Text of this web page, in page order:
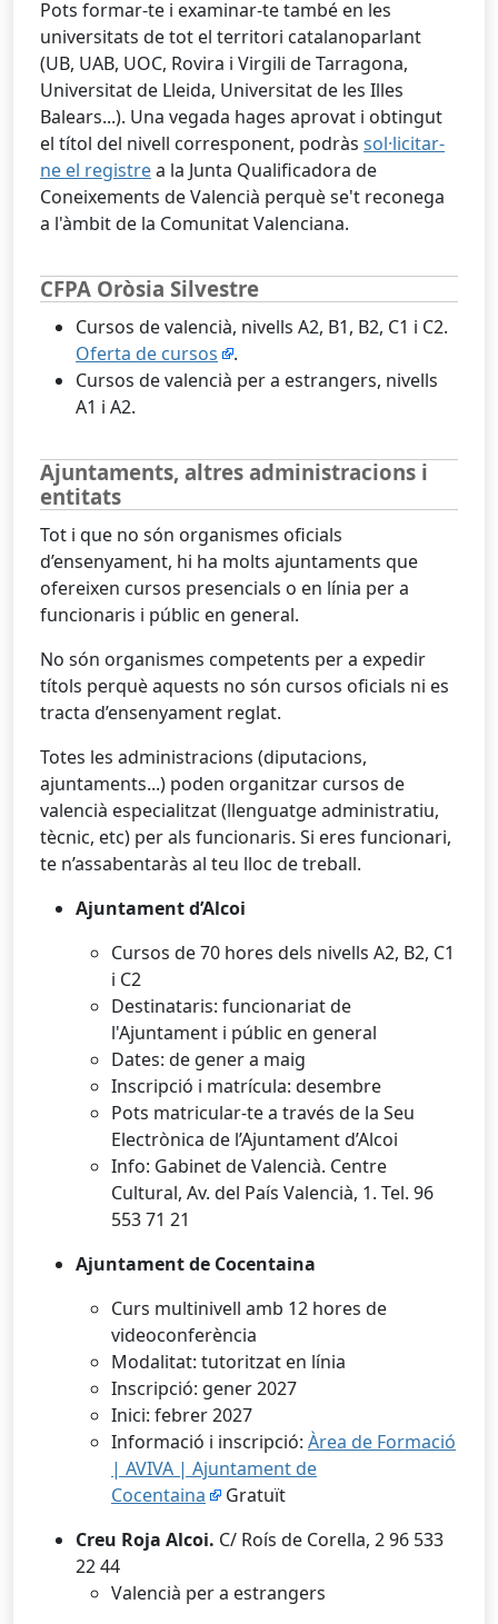
Pots formar-te i examinar-te també en les
universitats de tot el territori catalanoparlant
(UB, UAB, UOC, Rovira i Virgili de Tarragona,
Universitat de Lleida, Universitat de les Illes
Balears...). Una vegada hages aprovat i obtingut
el títol del nivell corresponent, podràs sol·licitar-
ne el registrea la Junta Qualificadora de
Coneixements de Valencià perquè se't reconega
a l'àmbit de la Comunitat Valenciana.
CFPA Oròsia Silvestre
Cursos de valencià, nivells A2, B1, B2, C1 i C2.
Oferta de cursos
.
Cursos de valencià per a estrangers, nivells
A1 i A2.
Ajuntaments, altres administracions i
entitats
Tot i que no són organismes oficials
d’ensenyament, hi ha molts ajuntaments que
ofereixen cursos presencials o en línia per a
funcionaris i públic en general.
No són organismes competents per a expedir
títols perquè aquests no són cursos oficials ni es
tracta d’ensenyament reglat.
Totes les administracions (diputacions,
ajuntaments...) poden organitzar cursos de
valencià especialitzat (llenguatge administratiu,
tècnic, etc) per als funcionaris. Si eres funcionari,
te n’assabentaràs al teu lloc de treball.
Ajuntament d’Alcoi
Cursos de 70 hores dels nivells A2, B2, C1
i C2
Destinataris: funcionariat de
l'Ajuntament i públic en general
Dates: de gener a maig
Inscripció i matrícula: desembre
Pots matricular-te a través de la Seu
Electrònica de l’Ajuntament d’Alcoi
Info: Gabinet de Valencià. Centre
Cultural, Av. del País Valencià, 1. Tel. 96
553 71 21
Ajuntament de Cocentaina
Curs multinivell amb 12 hores de
videoconferència
Modalitat: tutoritzat en línia
Inscripció: gener 2027
Inici: febrer 2027
Informació i inscripció: Àrea de Formació
| AVIVA | Ajuntament de
Cocentaina
Gratuït
Creu Roja Alcoi. C/ Roís de Corella, 2 96 533
22 44
Valencià per a estrangers